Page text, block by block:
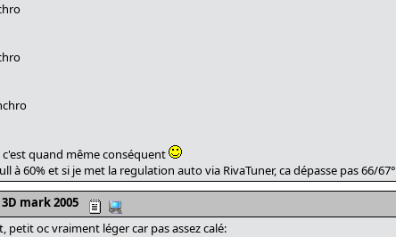
quand même conséquent
à 60% et si je met la regulation auto via RivaTuner, ca dépasse pas 66/67°
mark 2005
petit oc vraiment léger car pas assez calé: